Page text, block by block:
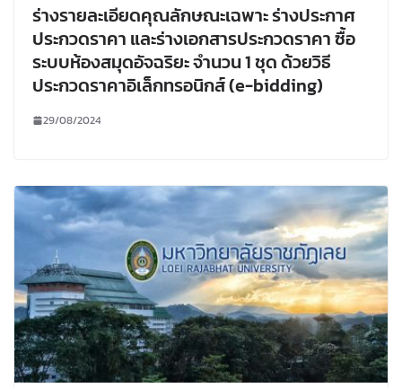
ร่างรายละเอียดคุณลักษณะเฉพาะ ร่างประกาศ
ประกวดราคา และร่างเอกสารประกวดราคา ซื้อ
ระบบห้องสมุดอัจฉริยะ จำนวน 1 ชุด ด้วยวิธี
ประกวดราคาอิเล็กทรอนิกส์ (e-bidding)
29/08/2024